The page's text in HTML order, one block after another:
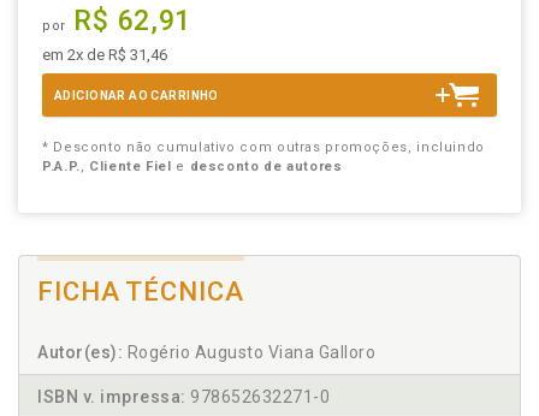
por R$ 62,91
em 2x de R$ 31,46
ADICIONAR AO CARRINHO
* Desconto não cumulativo com outras promoções, incluindo
P.A.P., Cliente Fiel e desconto de autores
FICHA TÉCNICA
Autor(es): Rogério Augusto Viana Galloro
ISBN v. impressa: 978652632271-0